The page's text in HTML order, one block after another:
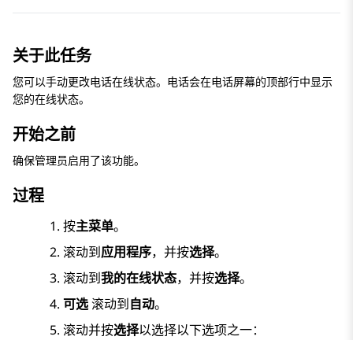
关于此任务
您可以手动更改电话在线状态。电话会在电话屏幕的顶部行中显示
您的在线状态。
开始之前
确保管理员启用了该功能。
过程
按主菜单。
滚动到应用程序，并按选择。
滚动到我的在线状态，并按选择。
可选滚动到自动。
滚动并按选择以选择以下选项之一：